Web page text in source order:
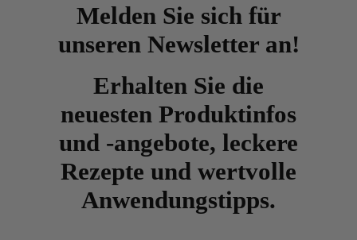
Melden Sie sich für
unseren Newsletter an!
Erhalten Sie die
neuesten Produktinfos
und -angebote, leckere
Rezepte und wertvolle
Anwendungstipps.